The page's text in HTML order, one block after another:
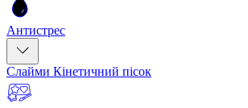
Антистрес
Слайми Кінетичний пісок